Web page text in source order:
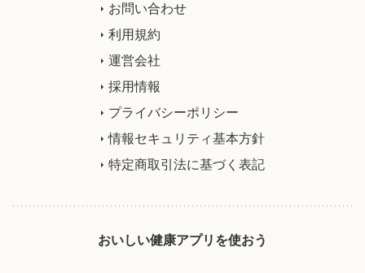
お問い合わせ
利用規約
運営会社
採用情報
プライバシーポリシー
情報セキュリティ基本方針
特定商取引法に基づく表記
おいしい健康アプリを使おう